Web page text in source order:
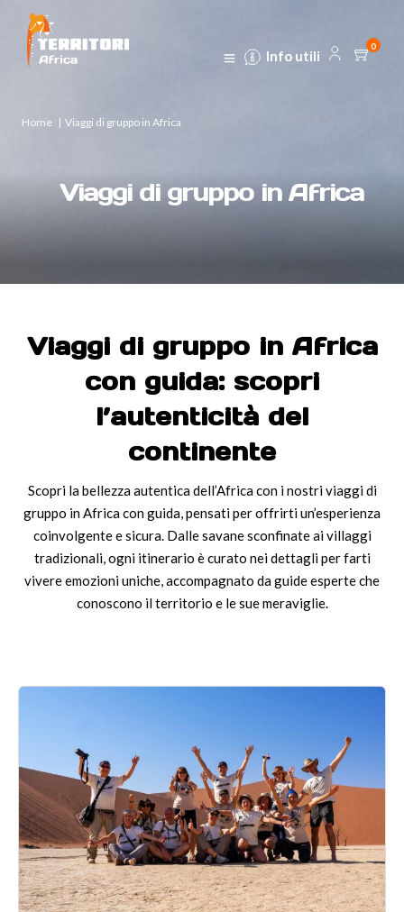
Info utili
0
Home | Viaggi di gruppo in Africa
Viaggi di gruppo in Africa
Viaggi di gruppo in Africa
con guida: scopri
l’autenticità del
continente
Scopri la bellezza autentica dell’Africa con i nostri viaggi di
gruppo in Africa con guida, pensati per offrirti un’esperienza
coinvolgente e sicura. Dalle savane sconfinate ai villaggi
tradizionali, ogni itinerario è curato nei dettagli per farti
vivere emozioni uniche, accompagnato da guide esperte che
conoscono il territorio e le sue meraviglie.